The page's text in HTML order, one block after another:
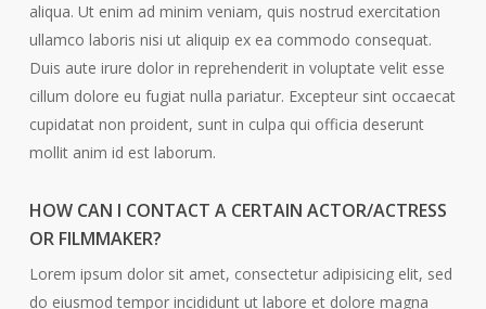
aliqua. Ut enim ad minim veniam, quis nostrud exercitation
ullamco laboris nisi ut aliquip ex ea commodo consequat.
Duis aute irure dolor in reprehenderit in voluptate velit esse
cillum dolore eu fugiat nulla pariatur. Excepteur sint occaecat
cupidatat non proident, sunt in culpa qui officia deserunt
mollit anim id est laborum.
HOW CAN I CONTACT A CERTAIN ACTOR/ACTRESS
OR FILMMAKER?
Lorem ipsum dolor sit amet, consectetur adipisicing elit, sed
do eiusmod tempor incididunt ut labore et dolore magna